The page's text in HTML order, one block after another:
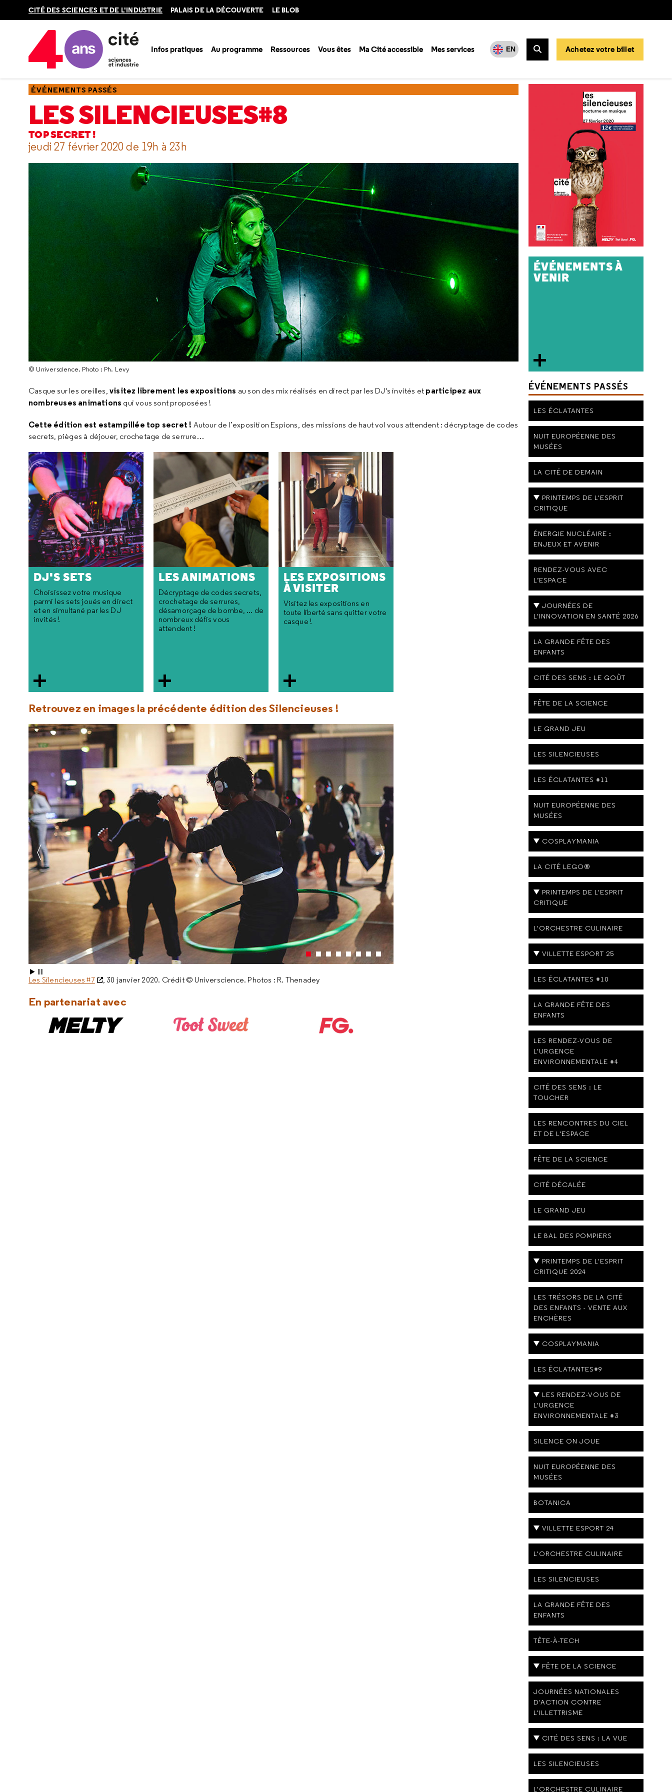
CITÉ DES SCIENCES ET DE L'INDUSTRIE PALAIS DE LA DÉCOUVERTE LE BLOB
Infos pratiques Au programme Ressources Vous êtes Ma Cité accessible Mes services EN
Rechercher
Achetez votre billet
Accueil Ressources
ÉVÉNEMENTS PASSÉS
LES SILENCIEUSES#8
TOP SECRET !
jeudi 27 février 2020 de 19h à 23h
© Universcience. Photo : Ph. Levy
Casque sur les oreilles, visitez librement les expositions au son des mix réalisés en direct par les DJ's invités et participez aux
nombreuses animations qui vous sont proposées !
Cette édition est estampillée top secret ! Autour de l’exposition Espions, des missions de haut vol vous attendent : décryptage de codes
secrets, pièges à déjouer, crochetage de serrure…
DJ'S SETS
Choisissez votre musique
parmi les sets joués en direct
et en simultané par les DJ
invités !
LES ANIMATIONS
Décryptage de codes secrets,
crochetage de serrures,
désamorçage de bombe, ... de
nombreux défis vous
attendent !
LES EXPOSITIONS
À VISITER
Visitez les expositions en
toute liberté sans quitter votre
casque !
Retrouvez en images la précédente édition des Silencieuses !
Les Silencieuses #7 , 30 janvier 2020. Crédit © Universcience. Photos : R. Thenadey
En partenariat avec
ÉVÉNEMENTS À
VENIR
ÉVÉNEMENTS PASSÉS
LES ÉCLATANTES
NUIT EUROPÉENNE DES
MUSÉES
LA CITÉ DE DEMAIN
PRINTEMPS DE L'ESPRIT
CRITIQUE
ÉNERGIE NUCLÉAIRE :
ENJEUX ET AVENIR
RENDEZ-VOUS AVEC
L’ESPACE
JOURNÉES DE
L'INNOVATION EN SANTÉ 2026
LA GRANDE FÊTE DES
ENFANTS
CITÉ DES SENS : LE GOÛT
FÊTE DE LA SCIENCE
LE GRAND JEU
LES SILENCIEUSES
LES ÉCLATANTES #11
NUIT EUROPÉENNE DES
MUSÉES
COSPLAYMANIA
LA CITÉ LEGO®
PRINTEMPS DE L'ESPRIT
CRITIQUE
L'ORCHESTRE CULINAIRE
VILLETTE ESPORT 25
LES ÉCLATANTES #10
LA GRANDE FÊTE DES
ENFANTS
LES RENDEZ-VOUS DE
L'URGENCE
ENVIRONNEMENTALE #4
CITÉ DES SENS : LE
TOUCHER
LES RENCONTRES DU CIEL
ET DE L'ESPACE
FÊTE DE LA SCIENCE
CITÉ DÉCALÉE
LE GRAND JEU
LE BAL DES POMPIERS
PRINTEMPS DE L'ESPRIT
CRITIQUE 2024
LES TRÉSORS DE LA CITÉ
DES ENFANTS - VENTE AUX
ENCHÈRES
COSPLAYMANIA
LES ÉCLATANTES#9
LES RENDEZ-VOUS DE
L'URGENCE
ENVIRONNEMENTALE #3
SILENCE ON JOUE
NUIT EUROPÉENNE DES
MUSÉES
BOTANICA
VILLETTE ESPORT 24
L'ORCHESTRE CULINAIRE
LES SILENCIEUSES
LA GRANDE FÊTE DES
ENFANTS
TÊTE-À-TECH
FÊTE DE LA SCIENCE
JOURNÉES NATIONALES
D'ACTION CONTRE
L'ILLETTRISME
CITÉ DES SENS : LA VUE
LES SILENCIEUSES
L'ORCHESTRE CULINAIRE